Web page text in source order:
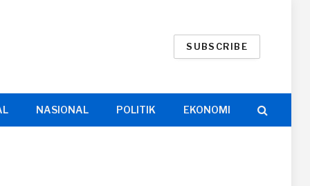
SUBSCRIBE
NASIONAL POLITIK EKONOMI